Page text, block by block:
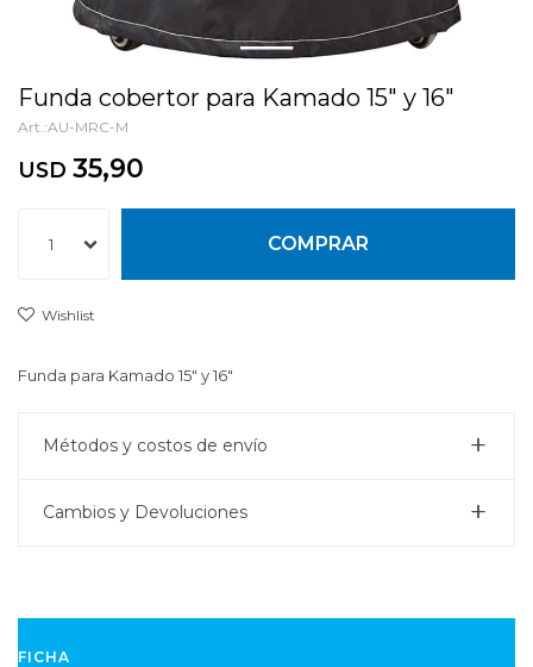
Funda cobertor para Kamado 15" y 16"
AU-MRC-M
USD 35,90
1 COMPRAR
Funda para Kamado 15" y 16"
Métodos y costos de envío
Cambios y Devoluciones
FICHA